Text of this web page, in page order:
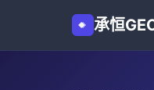
承恒